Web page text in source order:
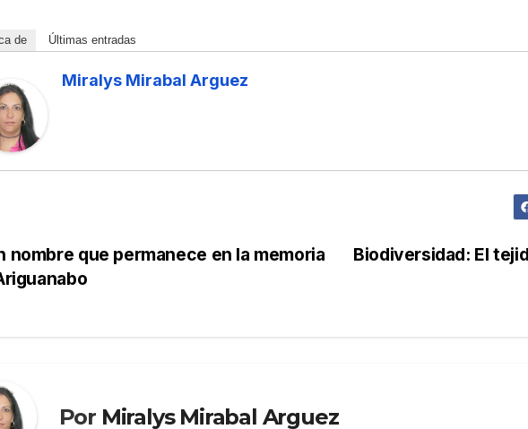
de Últimas entradas
Miralys Mirabal Arguez
Biodiversidad: El
nombre que permanece en la memoria
Por Miralys Mirabal Arguez